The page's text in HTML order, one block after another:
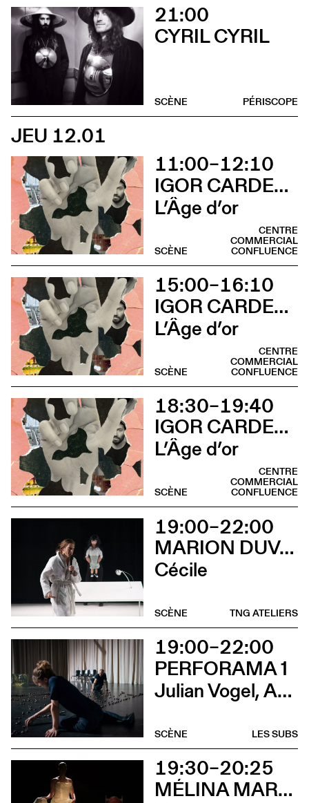
21:00
CYRIL CYRIL
PÉRISCOPE
SCÈNE
JEU 12.01
11:00–12:10
IGOR CARDELLINI & TOMAS GONZALEZ
L’Âge d’or
CENTRE
COMMERCIAL
CONFLUENCE
SCÈNE
15:00–16:10
IGOR CARDELLINI & TOMAS GONZALEZ
L’Âge d’or
CENTRE
COMMERCIAL
CONFLUENCE
SCÈNE
18:30–19:40
IGOR CARDELLINI & TOMAS GONZALEZ
L’Âge d’or
CENTRE
COMMERCIAL
CONFLUENCE
SCÈNE
19:00–22:00
MARION DUVAL - CHRIS CADILLAC
Cécile
TNG ATELIERS
SCÈNE
19:00–22:00
PERFORAMA 1
Julian Vogel, Aurélien Dougé, Igor Cardellini & Tomas Gonzalez
LES SUBS
SCÈNE
19:30–20:25
MÉLINA MARTIN